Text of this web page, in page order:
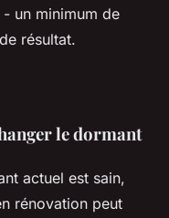
un minimum de
résultat.
le dormant
actuel est sain,
rénovation peut